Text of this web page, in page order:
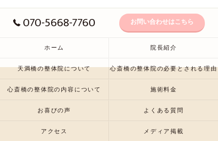
070-5668-7760 お問い合わせはこちら
ホーム 院長紹介
天満橋の整体院について 心斎橋の整体院の必要とされる理由
心斎橋の整体院の内容について 施術料金
お喜びの声 よくある質問
アクセス メディア掲載